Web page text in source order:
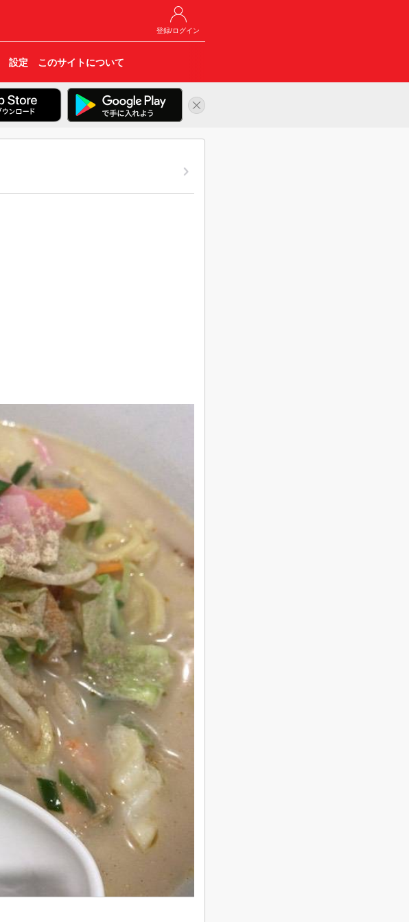
登録/ログイン
設定 このサイトについて